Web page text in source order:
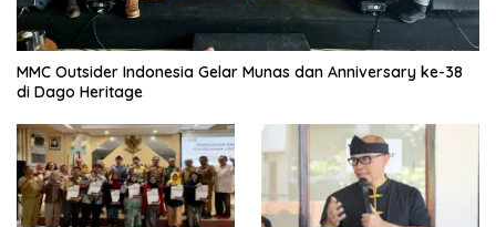
MMC Outsider Indonesia Gelar Munas dan Anniversary ke-38
di Dago Heritage